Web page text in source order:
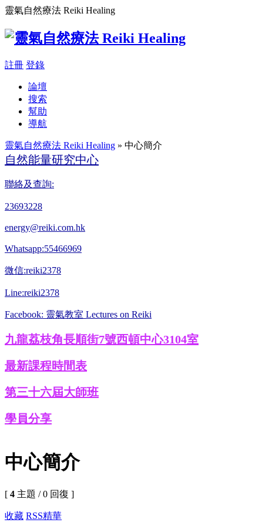
靈氣自然療法 Reiki Healing
註冊 登錄
論壇
搜索
幫助
導航
靈氣自然療法 Reiki Healing » 中心簡介
自然能量研究中心
聯絡及查詢:
23693228
energy@reiki.com.hk
Whatsapp:55466969
微信:reiki2378
Line:reiki2378
Facebook: 靈氣教室 Lectures on Reiki
九龍荔枝角長順街7號西頓中心3104室
最新課程時間表
第三十六屆大師班
學員分享
中心簡介
[ 4 主題 / 0 回復 ]
收藏 RSS精華